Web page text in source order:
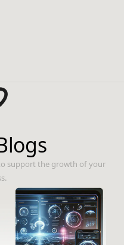
support the growth of your